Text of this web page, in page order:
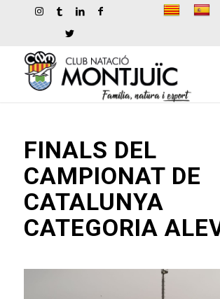
FINALS DEL
CAMPIONAT DE
CATALUNYA
CATEGORIA